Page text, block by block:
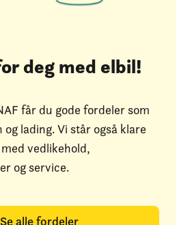
deg med elbil!
får du gode fordeler som
lading. Vi står også klare
vedlikehold,
og service.
Se alle fordeler